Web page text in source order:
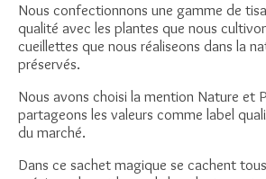
Nous confectionnons une gamme de
qualité avec les plantes que nous
cueillettes que nous réaliseons dans la
préservés.
Nous avons choisi la mention Nature et
partageons les valeurs comme label
du marché.
Dans ce sachet magique se cachent